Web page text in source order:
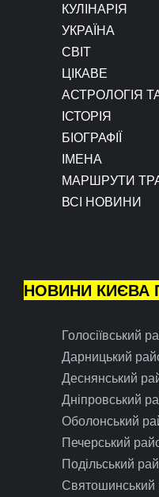
КУЛІНАРІЯ
УКРАЇНА
СВІТ
ЦІКАВЕ
АСТРОЛОГІЯ
ІСТОРІЯ
БІОГРАФІЇ
ІМЕНА
МАРШРУТИ
ВСІ НОВИНИ
НОВИНИ КИЄВА
Голосіївський
Дарницький
Деснянський
Дніпровський
Оболонський
Печерський
Подільський
Святошинський